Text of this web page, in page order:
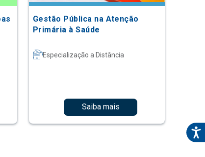
Gestão Pública na Atenção
Primária à Saúde
Especialização a Distância
Saiba mais